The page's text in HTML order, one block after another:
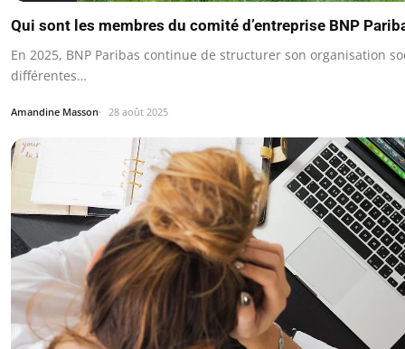
Qui sont les membres du comité d’entreprise BNP
En 2025, BNP Paribas continue de structurer son organisation
différentes…
Amandine Masson 28 août 2025